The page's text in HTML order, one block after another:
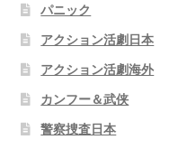
パニック
アクション活劇日本
アクション活劇海外
カンフー＆武侠
警察捜査日本